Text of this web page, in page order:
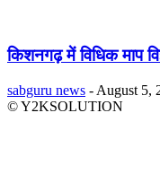
किशनगढ़ में विधिक माप
sabguru news - August 5,
© Y2KSOLUTION